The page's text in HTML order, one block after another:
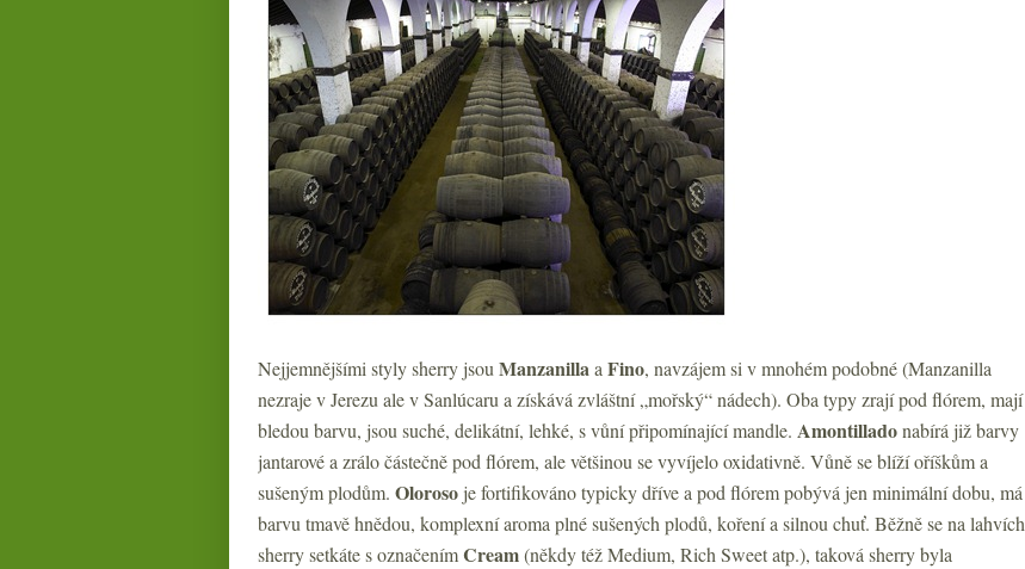
Nejjemnějšími styly sherry jsou Manzanillaa Fino, navzájem si v mnohém podobné (Manzanilla
nezraje v Jerezu ale v Sanlúcaru a získává zvláštní „mořský“ nádech). Oba typy zrají pod flórem, mají
bledou barvu, jsou suché, delikátní, lehké, s vůní připomínající mandle. Amontilladonabírá již barvy
jantarové a zrálo částečně pod flórem, ale většinou se vyvíjelo oxidativně. Vůně se blíží oříškům a
sušeným plodům. Oloroso je fortifikováno typicky dříve a pod flórem pobývá jen minimální dobu, má
barvu tmavě hnědou, komplexní aroma plné sušených plodů, koření a silnou chuť. Běžně se na lahvích
sherry setkáte s označenímCream(někdy též Medium, Rich Sweet atp.), taková sherry byla